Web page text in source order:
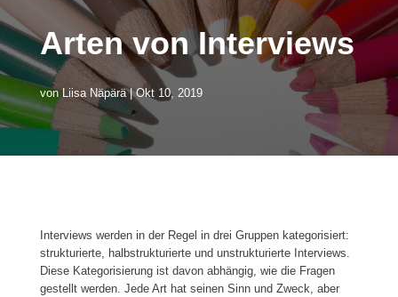
Arten von Interviews
vonLiisa Näpärä Okt 10, 2019
Interviews werden in der Regel in drei Gruppen kategorisiert:
strukturierte, halbstrukturierte und unstrukturierte Interviews.
Diese Kategorisierung ist davon abhängig, wie die Fragen
gestellt werden. Jede Art hat seinen Sinn und Zweck, aber